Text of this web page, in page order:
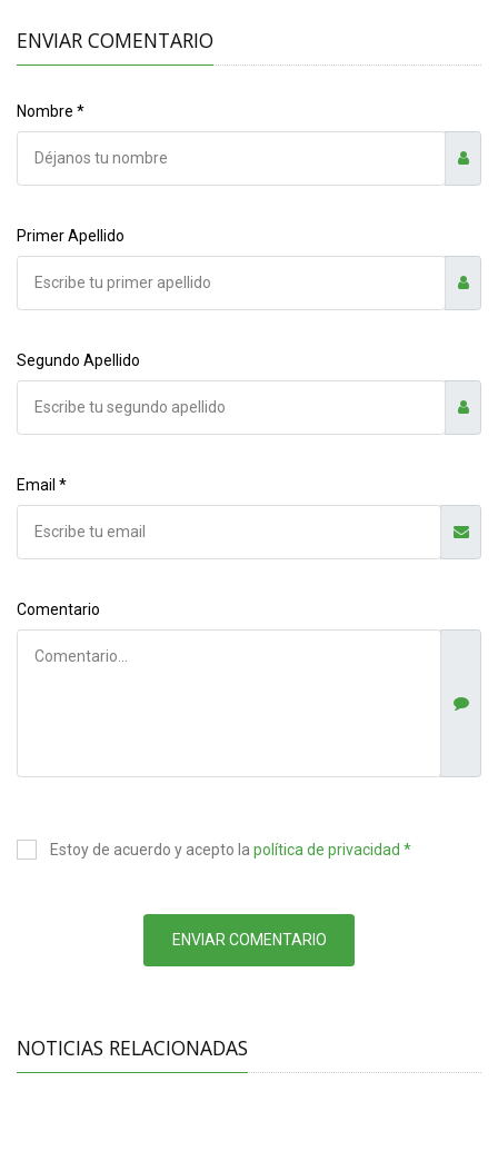
ENVIAR COMENTARIO
Nombre *
Primer Apellido
Segundo Apellido
Email *
Comentario
Estoy de acuerdo y acepto la política de privacidad *
ENVIAR COMENTARIO
NOTICIAS RELACIONADAS